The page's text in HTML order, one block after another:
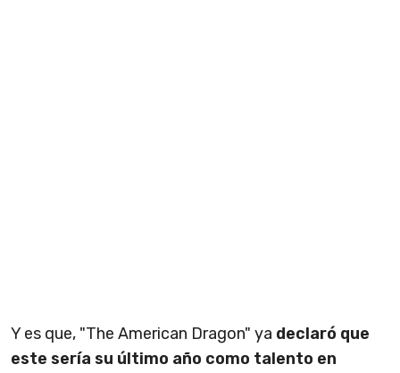
Y es que, "The American Dragon" ya declaró que
este sería su último año como talento en